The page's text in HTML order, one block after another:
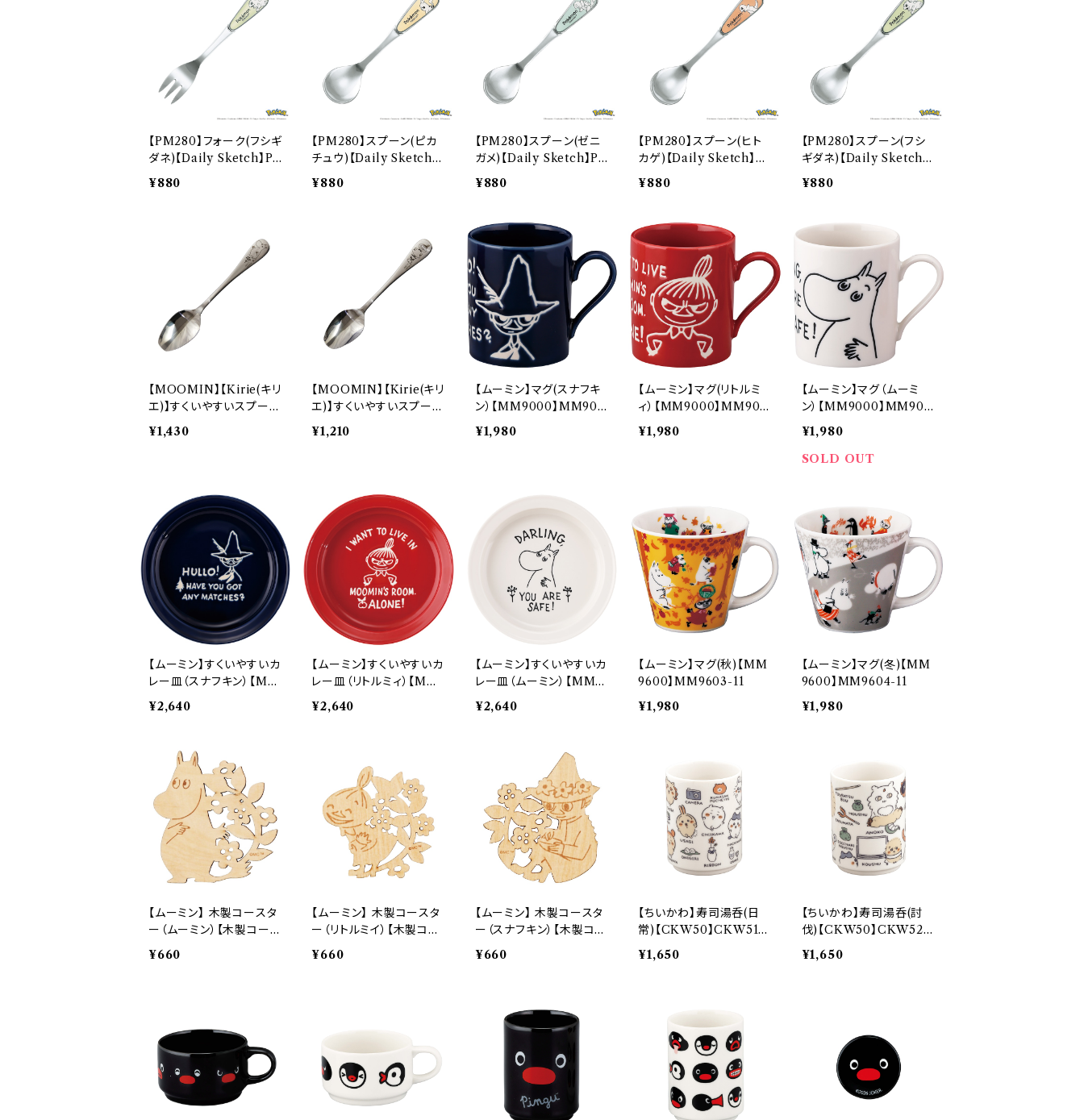
【PM280】フォーク(フシギ
ダネ)【Daily Sketch】P
M281-851
¥880
【PM280】スプーン(ピカ
チュウ)【Daily Sketch】
PM284-850
¥880
【PM280】スプーン(ゼニ
ガメ)【Daily Sketch】P
M283-850
¥880
【PM280】スプーン(ヒト
カゲ)【Daily Sketch】P
M282-850
¥880
【PM280】スプーン(フシ
ギダネ)【Daily Sketch】
PM281-850
¥880
【MOOMIN】【Kirie(キリ
エ)】すくいやすいスプーン
（ムーミン）【MM9000】
MM9001-863
¥1,430
【MOOMIN】【Kirie(キリ
エ)】すくいやすいスプーン
Ｓ（リトルミイ）【MM900
0】MM9002-850
¥1,210
【ムーミン】マグ(スナフキ
ン）【MM9000】MM900
3-11
¥1,980
【ムーミン】マグ(リトルミ
ィ）【MM9000】MM900
2-11
¥1,980
【ムーミン】マグ（ムーミ
ン）【MM9000】MM900
1-11
¥1,980
SOLD OUT
【ムーミン】すくいやすいカ
レー皿（スナフキン）【MM
9000】MM9003-320
¥2,640
【ムーミン】すくいやすいカ
レー皿（リトルミィ）【MM9
000】MM9002-320
¥2,640
【ムーミン】すくいやすいカ
レー皿（ムーミン）【MM9
000】MM9001-320
¥2,640
【ムーミン】マグ(秋)【MM
9600】MM9603-11
¥1,980
【ムーミン】マグ(冬)【MM
9600】MM9604-11
¥1,980
【ムーミン】 木製コースタ
ー（ムーミン）【木製コース
ター】
¥660
【ムーミン】 木製コースタ
ー（リトルミイ）【木製コー
スター】
¥660
【ムーミン】 木製コースタ
ー（スナフキン）【木製コー
スター】
¥660
【ちいかわ】寿司湯呑(日
常)【CKW50】CKW51-3
27
¥1,650
【ちいかわ】寿司湯呑(討
伐)【CKW50】CKW52-
327
¥1,650